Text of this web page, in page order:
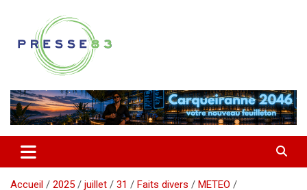
contenu
Presse 83
Accueil 2025 juillet 31 Faits divers
METEO